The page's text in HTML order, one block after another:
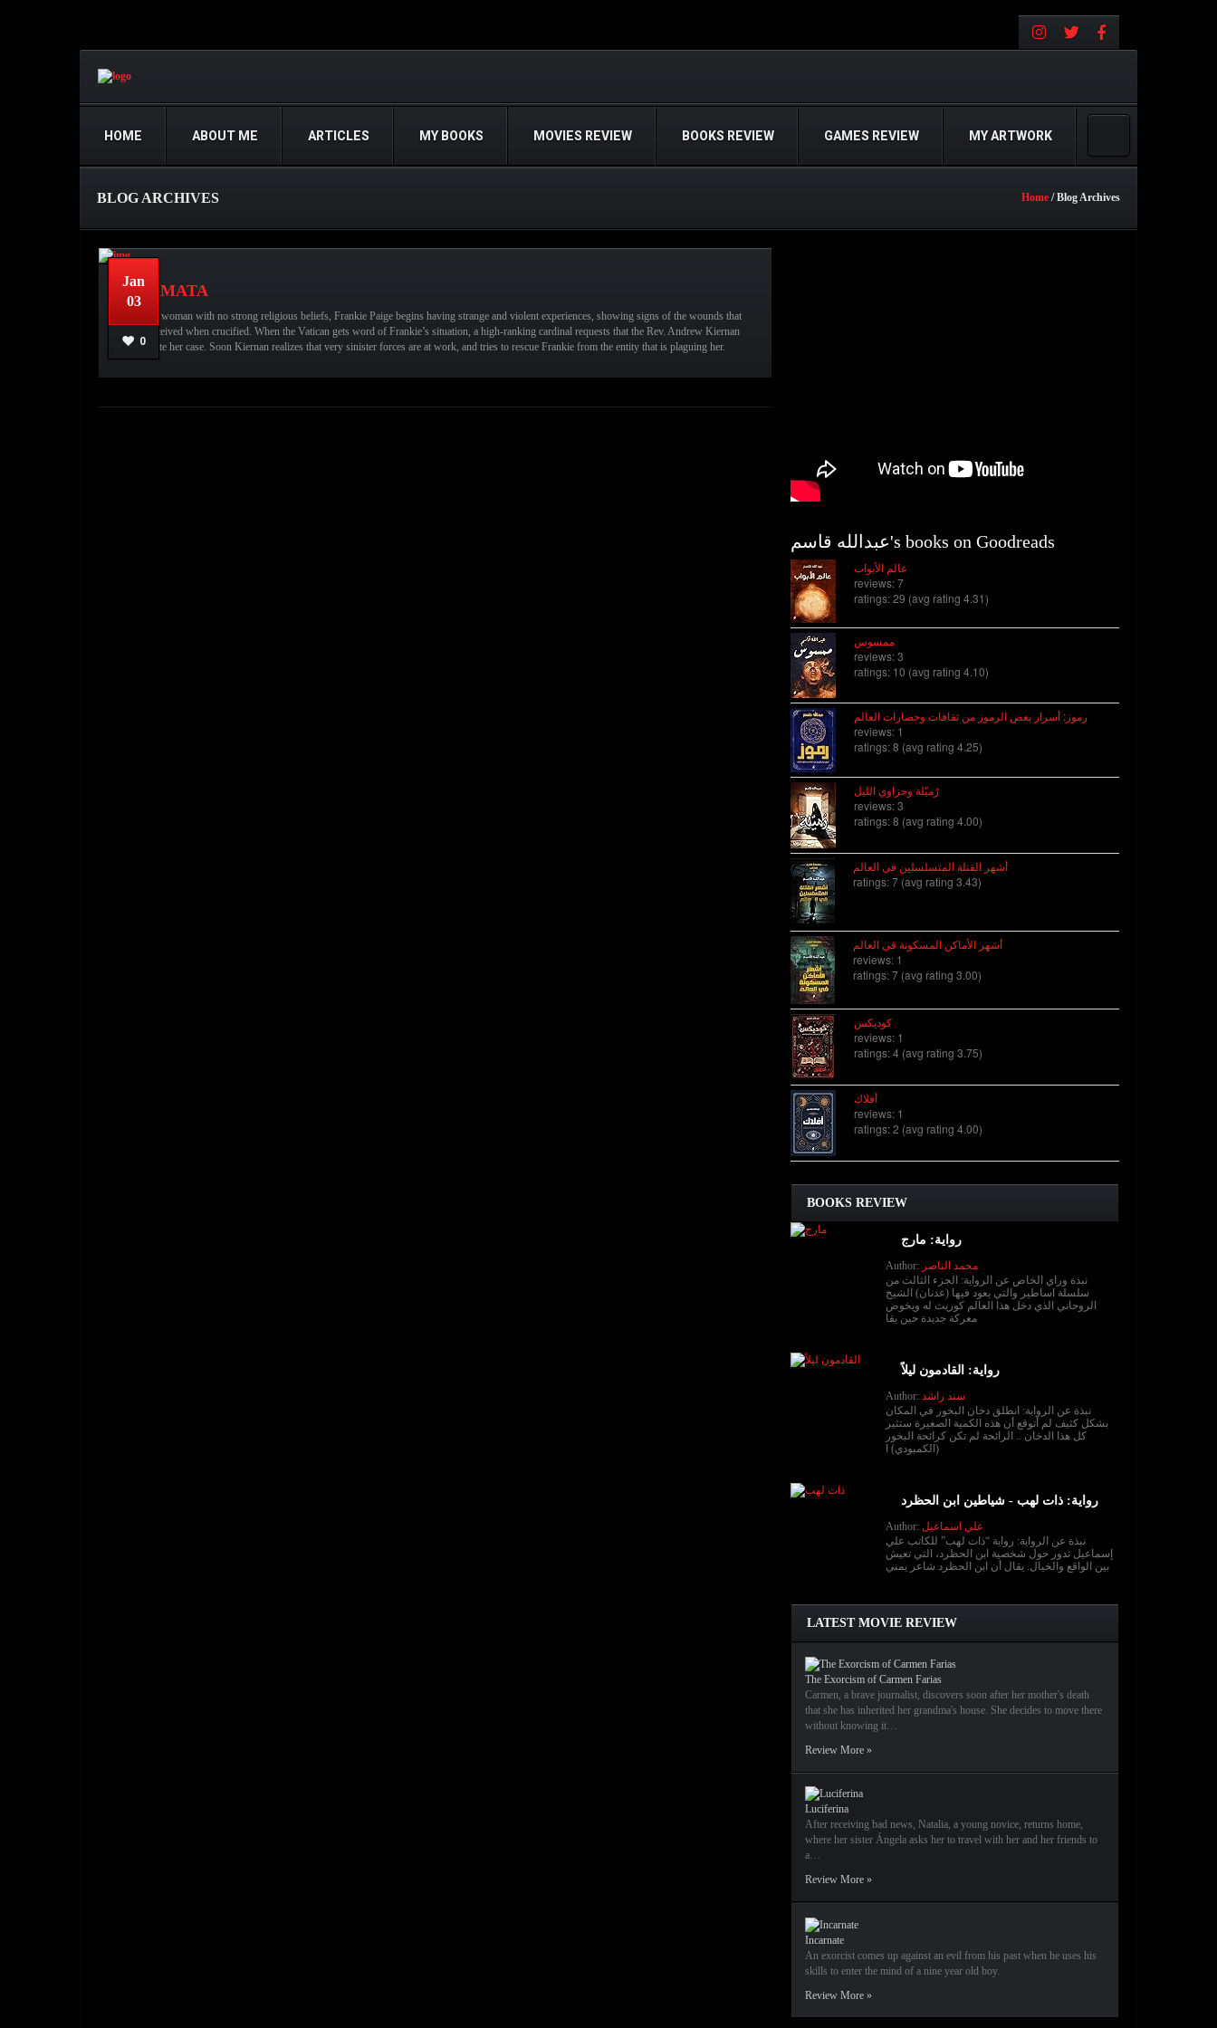
HOME ABOUT ME ARTICLES MY BOOKS MOVIES REVIEW BOOKS REVIEW GAMES REVIEW MY ARTWORK
BLOG ARCHIVES Home / Blog Archives
Jan
03
0
STIGMATA
A young woman with no strong religious beliefs, Frankie Paige begins having strange and violent experiences, showing signs of the wounds that
Jesus received when crucified. When the Vatican gets word of Frankie’s situation, a high-ranking cardinal requests that the Rev. Andrew Kiernan
investigate her case. Soon Kiernan realizes that very sinister forces are at work, and tries to rescue Frankie from the entity that is plaguing her.
عبدالله قاسم No comments READ MORE
عبدالله قاسم's books on Goodreads
عالم الأبواب
reviews: 7
ratings: 29 (avg rating 4.31)
ممسوس
reviews: 3
ratings: 10 (avg rating 4.10)
رموز: أسرار بعض الرموز من ثقافات وحضارات العالم
reviews: 1
ratings: 8 (avg rating 4.25)
رُميّلة وحزاوي الليل
reviews: 3
ratings: 8 (avg rating 4.00)
أشهر القتلة المتسلسلين في العالم
ratings: 7 (avg rating 3.43)
أشهر الأماكن المسكونة في العالم
reviews: 1
ratings: 7 (avg rating 3.00)
كوديكس
reviews: 1
ratings: 4 (avg rating 3.75)
أفلاك
reviews: 1
ratings: 2 (avg rating 4.00)
BOOKS REVIEW
رواية: مارج
Author: محمد الناصر
نبذة وراي الخاص عن الرواية: الجزء الثالث من
سلسلة اساطير والتي يعود فيها (عدنان) الشيخ
الروحاني الذي دخل هذا العالم كوريث له ويخوض
معركة جديدة حين يقا
رواية: القادمون ليلاً
Author: سند راشد
نبذة عن الرواية: انطلق دخان البخور في المكان
بشكل كثيف لم أتوقع أن هذه الكمية الصغيرة ستثير
كل هذا الدخان .. الرائحة لم تكن كرائحة البخور
(الكمبودي) ا
رواية: ذات لهب - شياطين ابن الحظرد
Author: علي اسماعيل
نبذة عن الرواية: رواية “ذات لهب” للكاتب علي
إسماعيل تدور حول شخصية ابن الحظرد، التي تعيش
بين الواقع والخيال. يقال أن ابن الحظرد شاعر يمني
LATEST MOVIE REVIEW
The Exorcism of Carmen Farias
Carmen, a brave journalist, discovers soon after her mother's death
that she has inherited her grandma's house. She decides to move there
without knowing it…
Review More »
Luciferina
After receiving bad news, Natalia, a young novice, returns home,
where her sister Ángela asks her to travel with her and her friends to
a…
Review More »
Incarnate
An exorcist comes up against an evil from his past when he uses his
skills to enter the mind of a nine year old boy.
Review More »